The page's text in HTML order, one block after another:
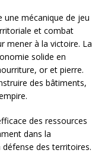
une mécanique de jeu
et combat
mener à la victoire. La
solide en
or et pierre.
des bâtiments,
des ressources
dans la
des territoires.